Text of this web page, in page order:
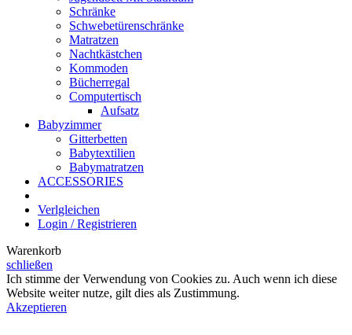
Schränke
Schwebetürenschränke
Matratzen
Nachtkästchen
Kommoden
Bücherregal
Computertisch
Aufsatz
Babyzimmer
Gitterbetten
Babytextilien
Babymatratzen
ACCESSORIES
Verlgleichen
Login / Registrieren
Warenkorb
schließen
Ich stimme der Verwendung von Cookies zu. Auch wenn ich diese
Website weiter nutze, gilt dies als Zustimmung.
Akzeptieren